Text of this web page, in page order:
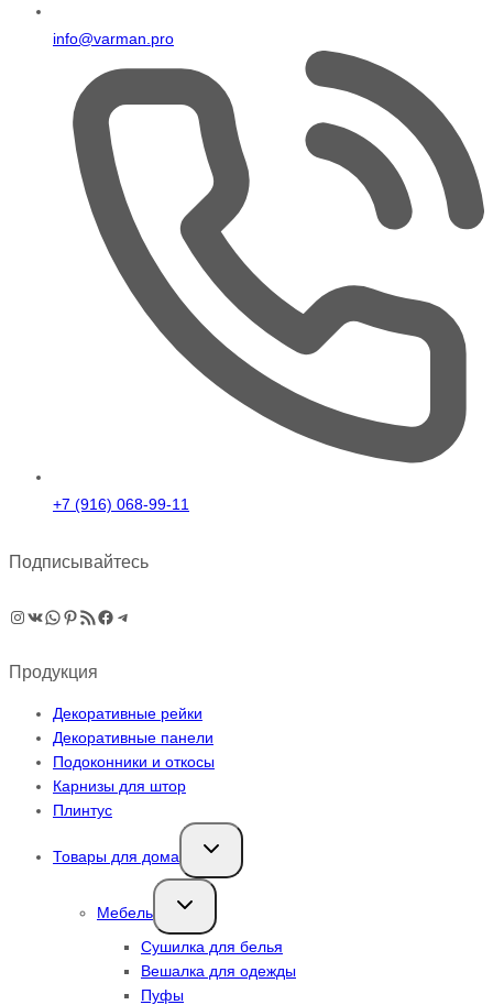
info@varman.pro
+7 (916) 068-99-11
Подписывайтесь
Instagram
ВКонтакте
WhatsApp
Pinterest
RSS-рассылка
Facebook
Telegram
Продукция
Декоративные рейки
Декоративные панели
Подоконники и откосы
Карнизы для штор
Плинтус
Товары для дома
Переключить
дочернее
Мебель
Переключить
дочернее
Сушилка для белья
Вешалка для одежды
Пуфы